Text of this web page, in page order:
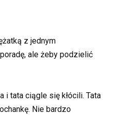
z jednym
ale żeby podzielić
i tata ciągle się kłócili. Tata
Nie bardzo